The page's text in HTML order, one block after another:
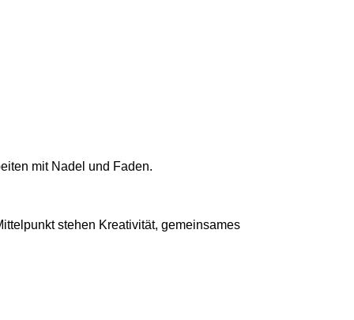
mit Nadel und Faden.
stehen Kreativität, gemeinsames